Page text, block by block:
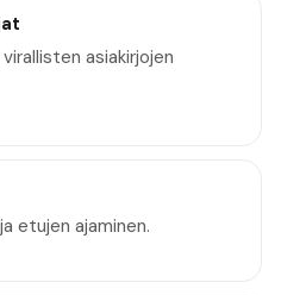
asiakirjojen
etujen ajaminen.